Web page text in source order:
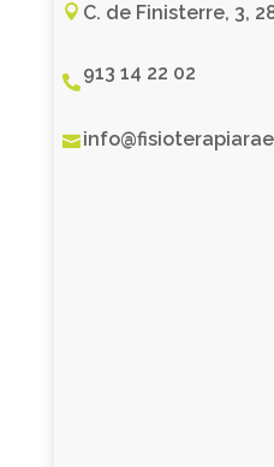
 C. de Finisterre, 3,
 913 14 22 02
